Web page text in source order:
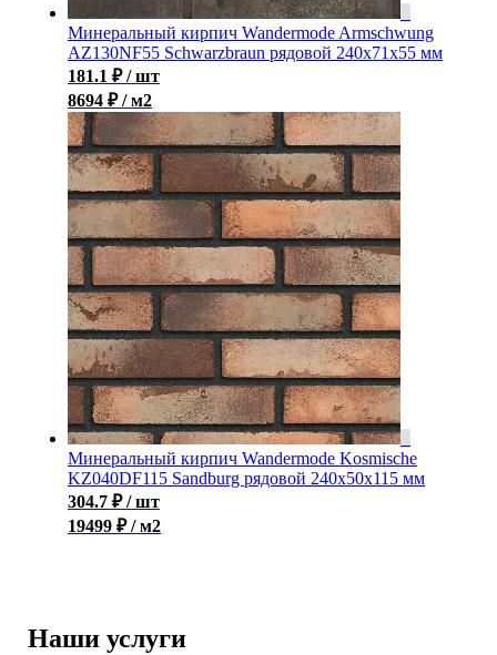
Минеральный кирпич Wandermode Armschwung
AZ130NF55 Schwarzbraun рядовой 240x71x55 мм
181.1 ₽ / шт
8694 ₽ / м2
Минеральный кирпич Wandermode Kosmische
KZ040DF115 Sandburg рядовой 240x50x115 мм
304.7 ₽ / шт
19499 ₽ / м2
Наши услуги